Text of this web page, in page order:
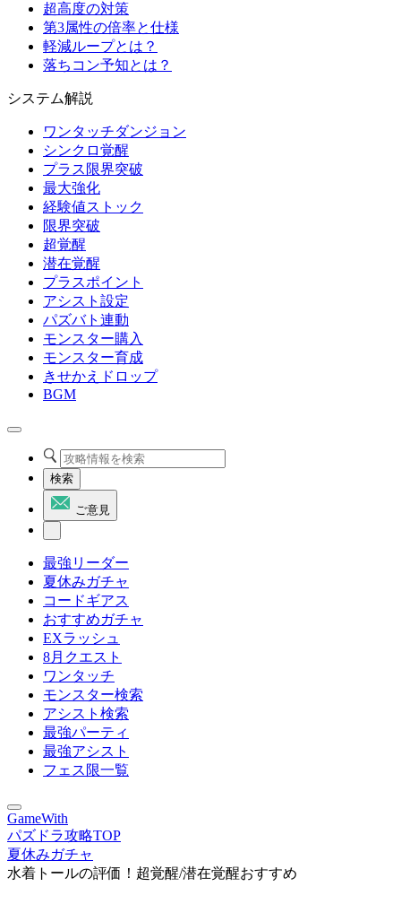
超高度の対策
第3属性の倍率と仕様
軽減ループとは？
落ちコン予知とは？
システム解説
ワンタッチダンジョン
シンクロ覚醒
プラス限界突破
最大強化
経験値ストック
限界突破
超覚醒
潜在覚醒
プラスポイント
アシスト設定
パズバト連動
モンスター購入
モンスター育成
きせかえドロップ
BGM
検索
ご意見
最強リーダー
夏休みガチャ
コードギアス
おすすめガチャ
EXラッシュ
8月クエスト
ワンタッチ
モンスター検索
アシスト検索
最強パーティ
最強アシスト
フェス限一覧
GameWith
パズドラ攻略TOP
夏休みガチャ
水着トールの評価！超覚醒/潜在覚醒おすすめ